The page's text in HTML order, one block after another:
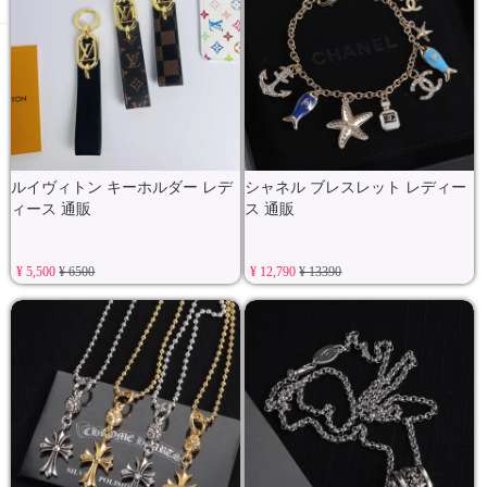
ルイヴィトン キーホルダー レデ
ィース 通販
¥ 5,500¥ 6500
シャネル ブレスレット レディー
ス 通販
¥ 12,790¥ 13390